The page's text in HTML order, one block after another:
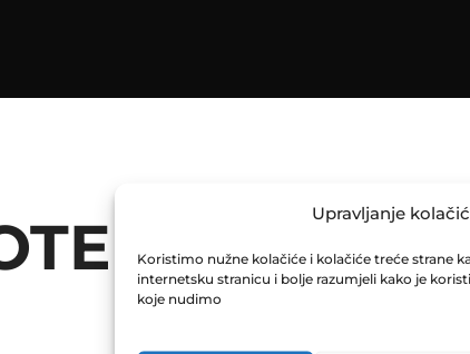
Upravljanje
Koristimo nužne kolačiće i kolačiće treće strane
internetsku stranicu i bolje razumjeli kako je
koje nudimo
D.D.